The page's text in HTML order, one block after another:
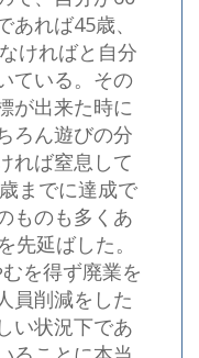
れば45歳、
ければと自分
ている。その
が出来た時に
ろん遊びの分
れば窒息して
までに達成で
ものも多くあ
先延ばした。
を得ず廃業を
員削減をした
い状況下であ